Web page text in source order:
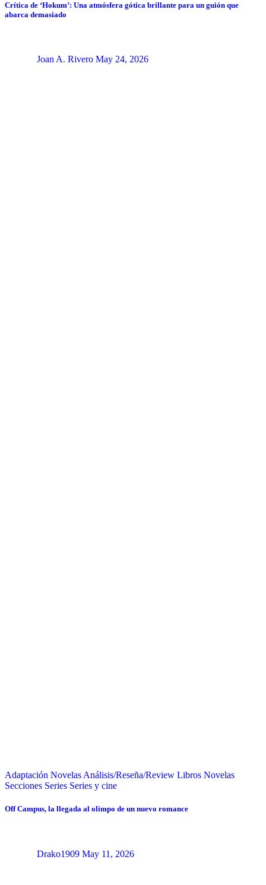
Crítica de ‘Hokum’: Una atmósfera gótica brillante para un guión que
abarca demasiado
Joan A. Rivero May 24, 2026
Adaptación Novelas Análisis/Reseña/Review Libros Novelas
Secciones Series Series y cine
Off Campus, la llegada al olimpo de un nuevo romance
Drako1909 May 11, 2026